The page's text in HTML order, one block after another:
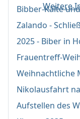
Bibber-Kälte
Zalando -
2025 - Biber in
Frauentreff-
Weihnachtliche
Nikolausfahrt
Aufstellen des
Weitere